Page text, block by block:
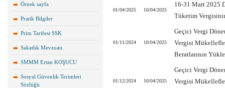
Örnek sayfa
Pratik Bilgiler
Prim Tarifesi SSK
Sakatlık Mevzuatı
SMMM Ertan KOŞUCU
Sosyal Güvenlik Terimleri
Sözlüğü
01/04/2025 10/04/2025
16-31 Mart 2025
Tüketim
01/11/2024 10/04/2025
Geçici Vergi
Vergisi
Beratlarının
01/12/2024 10/04/2025
Geçici Vergi
Vergisi